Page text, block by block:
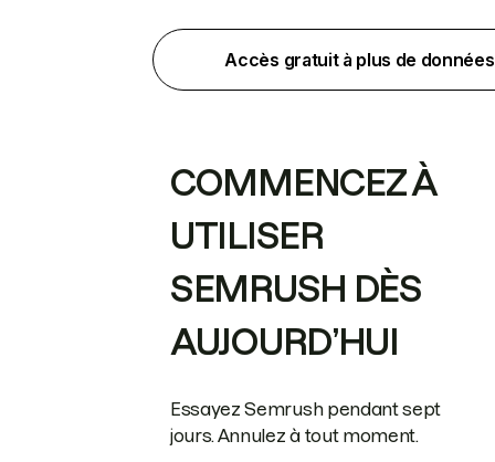
Accès gratuit à plus de données
COMMENCEZ À
UTILISER
SEMRUSH DÈS
AUJOURD’HUI
Essayez Semrush pendant sept
jours. Annulez à tout moment.